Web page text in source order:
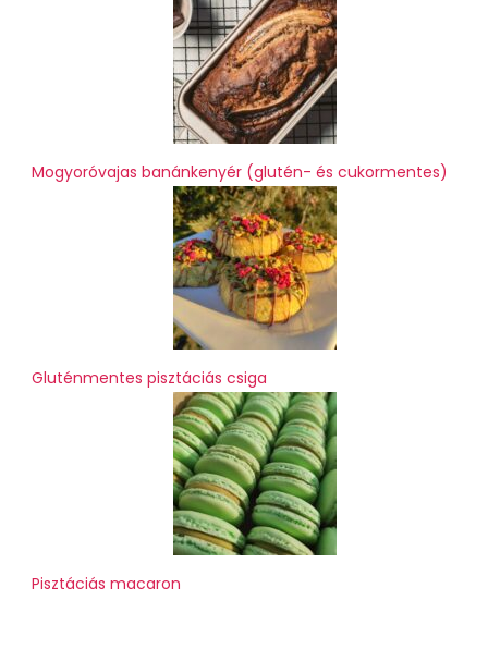
Mogyoróvajas banánkenyér (glutén- és cukormentes)
Gluténmentes pisztáciás csiga
Pisztáciás macaron